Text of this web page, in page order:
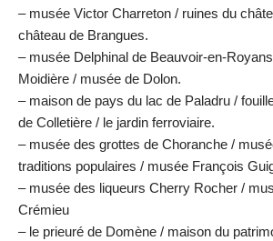
– musée Victor Charreton / ruines du
château de Brangues.
– musée Delphinal de Beauvoir-en-
Moidière / musée de Dolon.
– maison de pays du lac de Paladru /
de Colletière / le jardin ferroviaire.
– musée des grottes de Choranche /
traditions populaires / musée François
– musée des liqueurs Cherry Rocher /
Crémieu
– le prieuré de Domène / maison du